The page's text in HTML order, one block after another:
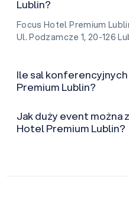
Lublin?
Focus Hotel Premium
Ul. Podzamcze 1, 20-126
Ile sal
Premium Lublin?
Jak duży event można
Hotel Premium Lublin?